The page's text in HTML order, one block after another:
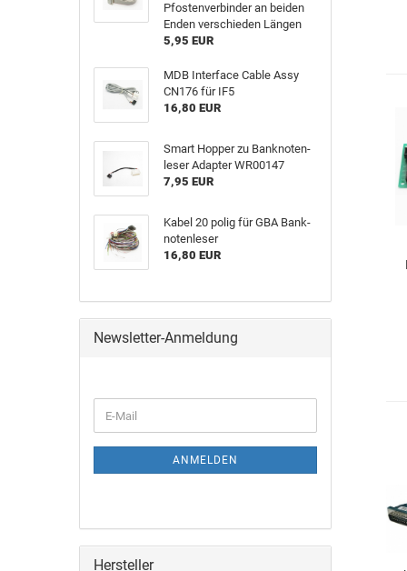
Pfos­ten­ver­bin­der an bei­den
Enden ver­schie­den Län­gen
5,95 EUR
MDB In­ter­face Cable Assy
CN176 für IF5
16,80 EUR
Smart Hop­per zu Bank­no­ten­
le­ser Ad­ap­ter WR00147
7,95 EUR
Kabel 20 polig für GBA Bank­
no­ten­le­ser
16,80 EUR
Newsletter-Anmeldung
ANMELDEN
Hersteller